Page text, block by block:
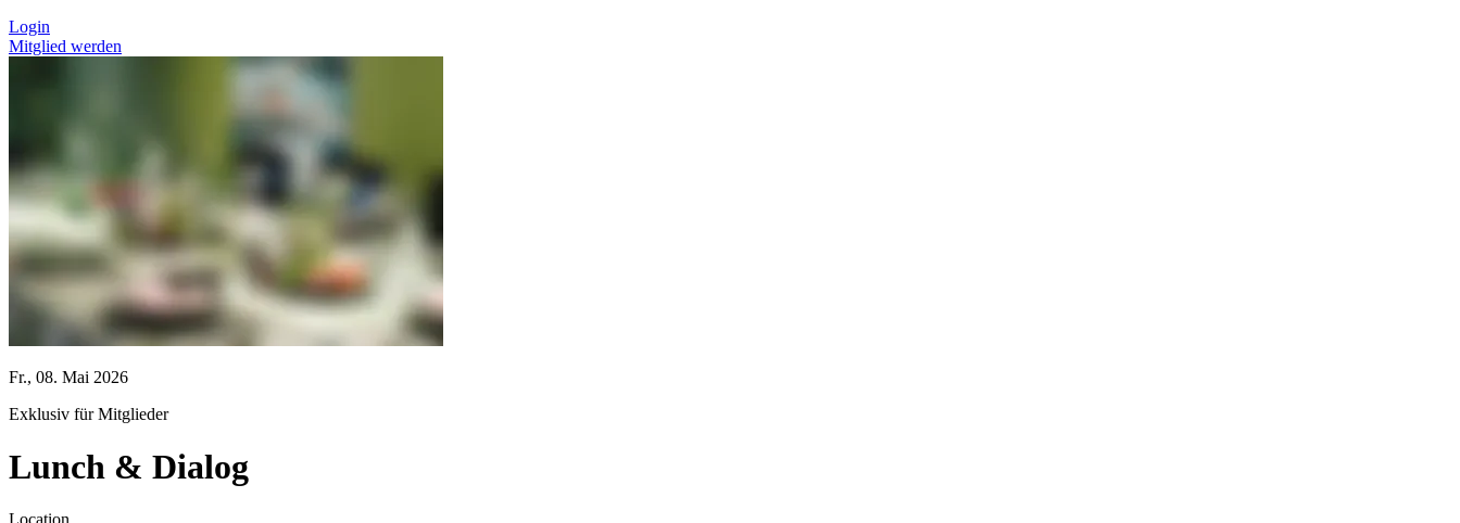
Login
Mitglied werden
Fr., 08. Mai 2026
Exklusiv für Mitglieder
Lunch & Dialog